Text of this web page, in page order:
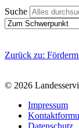
Suche
Zurück zu:
© 2026
Impressum
Datenschutz